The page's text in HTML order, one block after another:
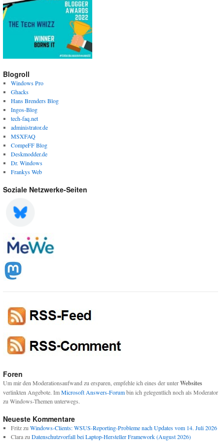
Blogroll
Windows Pro
Ghacks
Hans Brenders Blog
Ingos-Blog
tech-faq.net
administrator.de
MSXFAQ
CompeFF Blog
Deskmodder.de
Dr. Windows
Frankys Web
Soziale Netzwerke-Seiten
Foren
Um mir den Moderationsaufwand zu ersparen, empfehle ich eines der unterWebsites
verlinkten Angebote. ImMicrosoft Answers-Forumbin ich gelegentlich noch als Moderator
zu Windows-Themen unterwegs.
Neueste Kommentare
Fritzzu Windows-Clients: WSUS-Reporting-Probleme nach Updates vom 14. Juli 2026
Clarazu Datenschutzvorfall bei Laptop-Hersteller Framework (August 2026)